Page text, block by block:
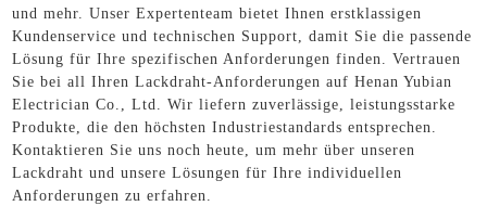
und mehr. Unser Expertenteam bietet Ihnen erstklassigen
Kundenservice und technischen Support, damit Sie die passende
Lösung für Ihre spezifischen Anforderungen finden. Vertrauen
Sie bei all Ihren Lackdraht-Anforderungen auf Henan Yubian
Electrician Co., Ltd. Wir liefern zuverlässige, leistungsstarke
Produkte, die den höchsten Industriestandards entsprechen.
Kontaktieren Sie uns noch heute, um mehr über unseren
Lackdraht und unsere Lösungen für Ihre individuellen
Anforderungen zu erfahren.